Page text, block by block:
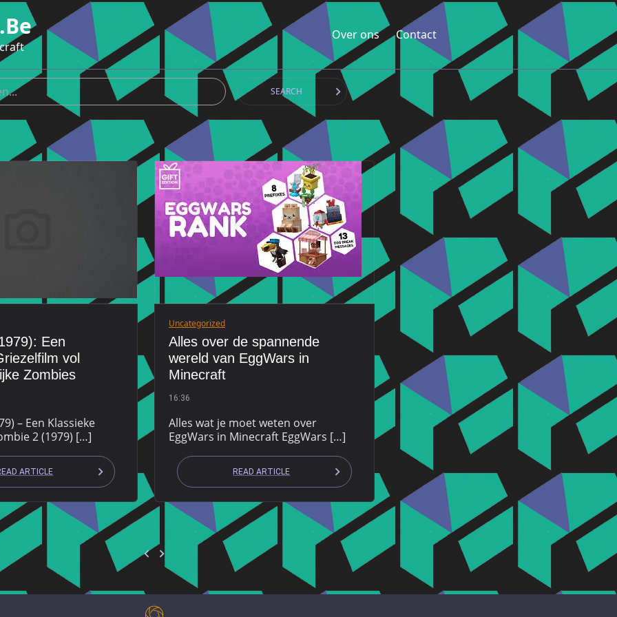
Over ons Contact
SEARCH
Een
vol
Zombies
– Een Klassieke
2 (1979) […]
ARTICLE
Uncategorized
Alles over de spannende
wereld van EggWars in
Minecraft
16:36
Alles wat je moet weten over
EggWars in Minecraft EggWars […]
READ ARTICLE